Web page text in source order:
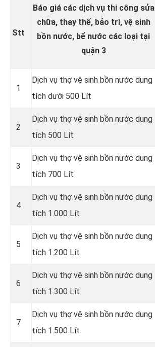
Stt
Báo giá các dịch vụ thi công sửa
chữa, thay thế, bảo trì, vệ sinh
bồn nước, bể nước các loại tại
quận 3
1
Dịch vụ thợ vệ sinh bồn nước dung
tích dưới 500 Lít
2
Dịch vụ thợ vệ sinh bồn nước dung
tích 500 Lít
3
Dịch vụ thợ vệ sinh bồn nước dung
tích 700 Lít
4
Dịch vụ thợ vệ sinh bồn nước dung
tích 1.000 Lít
5
Dịch vụ thợ vệ sinh bồn nước dung
tích 1.200 Lít
6
Dịch vụ thợ vệ sinh bồn nước dung
tích 1.300 Lít
7
Dịch vụ thợ vệ sinh bồn nước dung
tích 1.500 Lít